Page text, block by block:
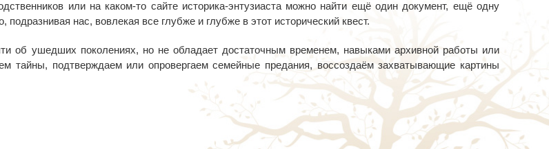
или на каком-то сайте историка-энтузиаста можно найти ещё один документ, ещё одну
нас, вовлекая все глубже и глубже в этот исторический квест.
об ушедших поколениях, но не обладает достаточным временем, навыками архивной работы или
тайны, подтверждаем или опровергаем семейные предания, воссоздаём захватывающие картины